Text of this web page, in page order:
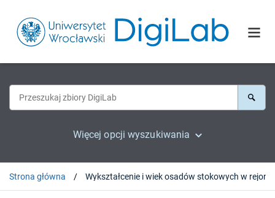
Więcej opcji wyszukiwania
Strona główna